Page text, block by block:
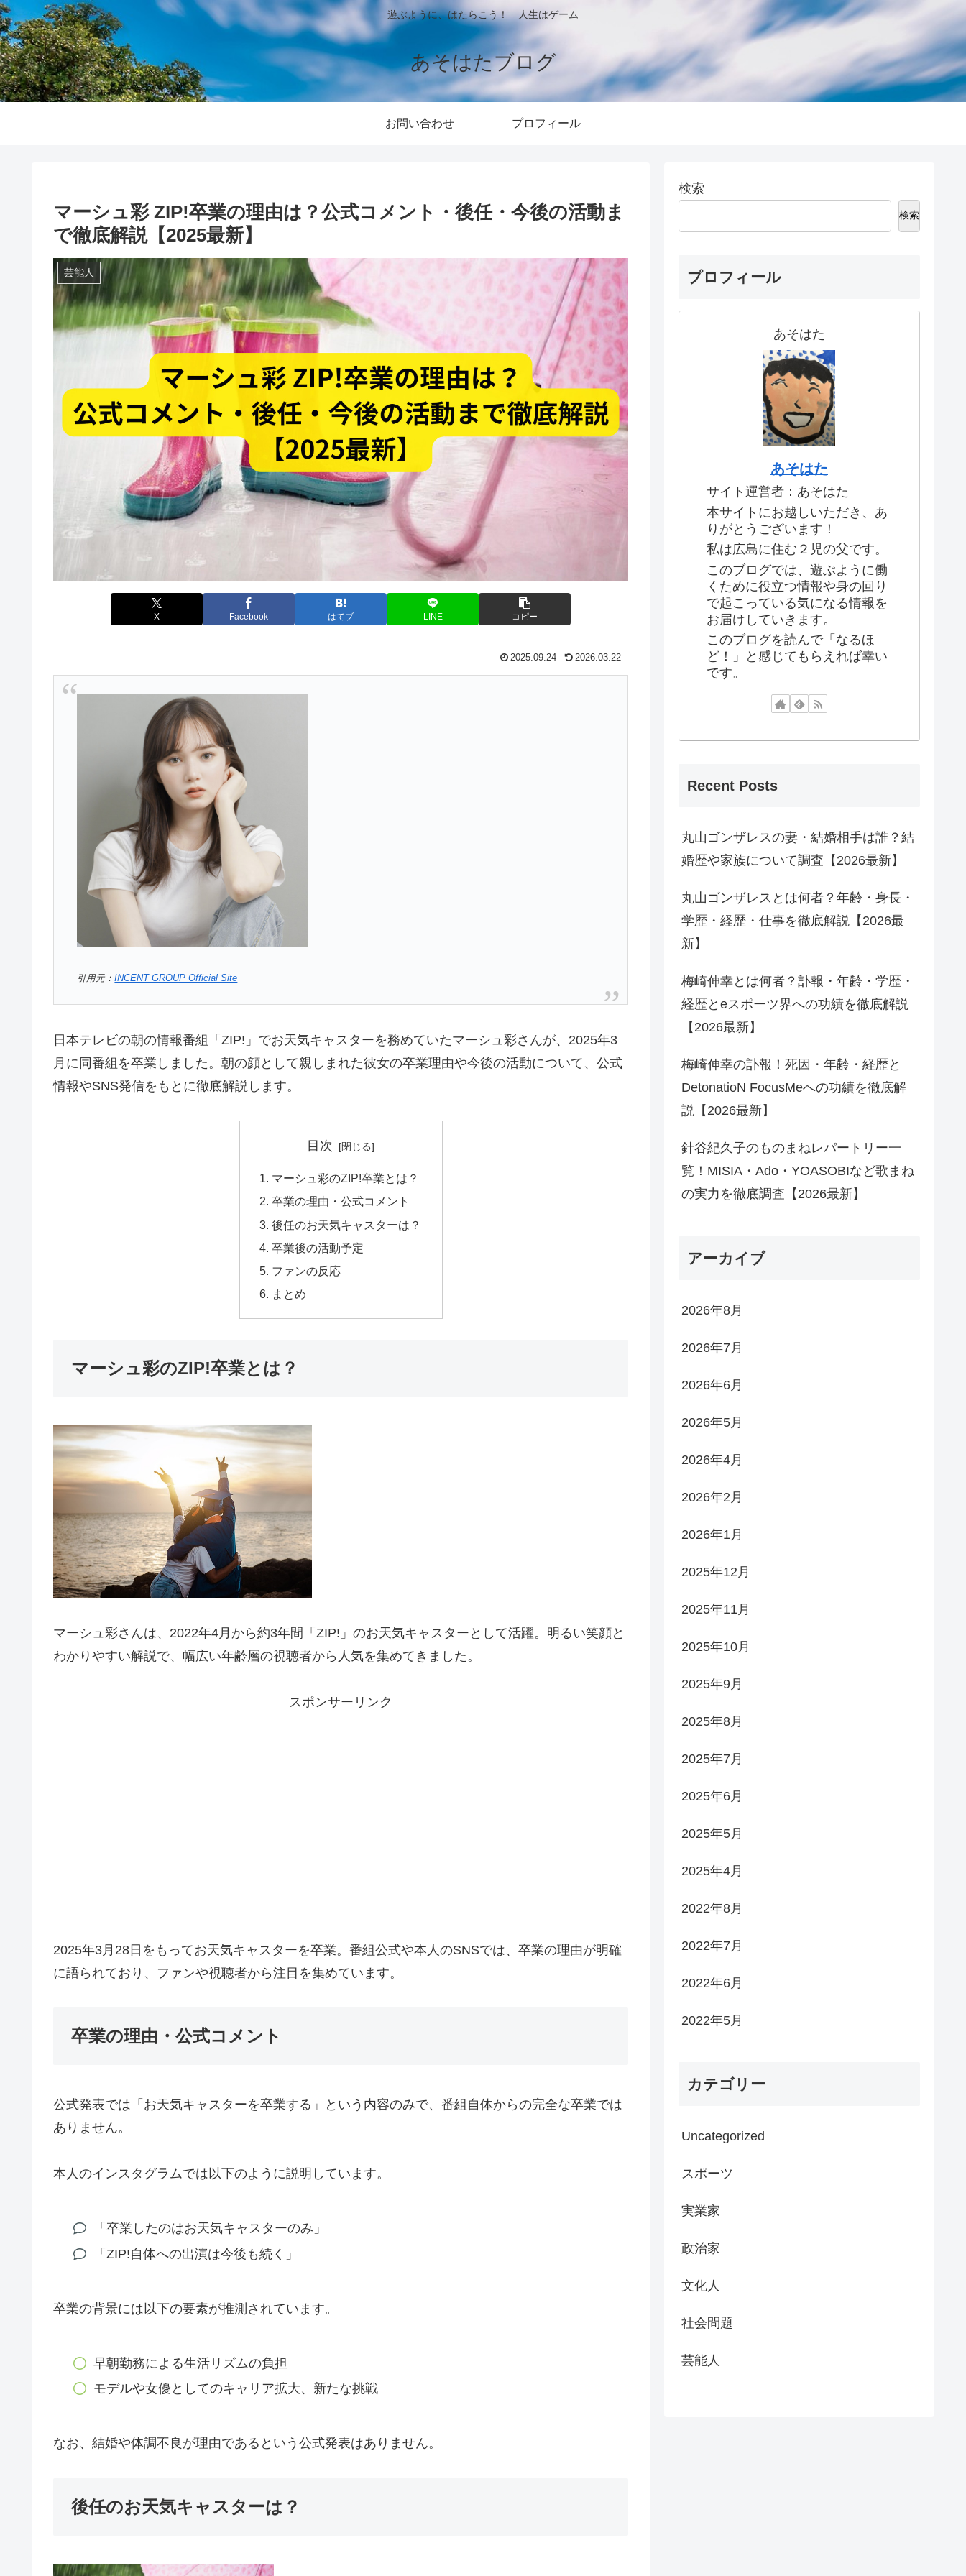
遊ぶように、はたらこう！ 人生はゲーム
あそはたブログ
お問い合わせ プロフィール
マーシュ彩 ZIP!卒業の理由は？公式コメント・後任・今後の活動ま
で徹底解説【2025最新】
芸能人
X Facebook はてブ LINE コピー
2025.09.24 2026.03.22
引用元：INCENT GROUP Official Site
日本テレビの朝の情報番組「ZIP!」でお天気キャスターを務めていたマーシュ彩さんが、2025年3
月に同番組を卒業しました。朝の顔として親しまれた彼女の卒業理由や今後の活動について、公式
情報やSNS発信をもとに徹底解説します。
目次
マーシュ彩のZIP!卒業とは？
卒業の理由・公式コメント
後任のお天気キャスターは？
卒業後の活動予定
ファンの反応
まとめ
マーシュ彩のZIP!卒業とは？
マーシュ彩さんは、2022年4月から約3年間「ZIP!」のお天気キャスターとして活躍。明るい笑顔と
わかりやすい解説で、幅広い年齢層の視聴者から人気を集めてきました。
スポンサーリンク
2025年3月28日をもってお天気キャスターを卒業。番組公式や本人のSNSでは、卒業の理由が明確
に語られており、ファンや視聴者から注目を集めています。
卒業の理由・公式コメント
公式発表では「お天気キャスターを卒業する」という内容のみで、番組自体からの完全な卒業では
ありません。
本人のインスタグラムでは以下のように説明しています。
「卒業したのはお天気キャスターのみ」
「ZIP!自体への出演は今後も続く」
卒業の背景には以下の要素が推測されています。
早朝勤務による生活リズムの負担
モデルや女優としてのキャリア拡大、新たな挑戦
なお、結婚や体調不良が理由であるという公式発表はありません。
後任のお天気キャスターは？
検索
検索
プロフィール
あそはた
あそはた
サイト運営者：あそはた
本サイトにお越しいただき、あ
りがとうございます！
私は広島に住む２児の父です。
このブログでは、遊ぶように働
くために役立つ情報や身の回り
で起こっている気になる情報を
お届けしていきます。
このブログを読んで「なるほ
ど！」と感じてもらえれば幸い
です。
Recent Posts
丸山ゴンザレスの妻・結婚相手は誰？結
婚歴や家族について調査【2026最新】
丸山ゴンザレスとは何者？年齢・身長・
学歴・経歴・仕事を徹底解説【2026最
新】
梅崎伸幸とは何者？訃報・年齢・学歴・
経歴とeスポーツ界への功績を徹底解説
【2026最新】
梅崎伸幸の訃報！死因・年齢・経歴と
DetonatioN FocusMeへの功績を徹底解
説【2026最新】
針谷紀久子のものまねレパートリー一
覧！MISIA・Ado・YOASOBIなど歌まね
の実力を徹底調査【2026最新】
アーカイブ
2026年8月
2026年7月
2026年6月
2026年5月
2026年4月
2026年2月
2026年1月
2025年12月
2025年11月
2025年10月
2025年9月
2025年8月
2025年7月
2025年6月
2025年5月
2025年4月
2022年8月
2022年7月
2022年6月
2022年5月
カテゴリー
Uncategorized
スポーツ
実業家
政治家
文化人
社会問題
芸能人